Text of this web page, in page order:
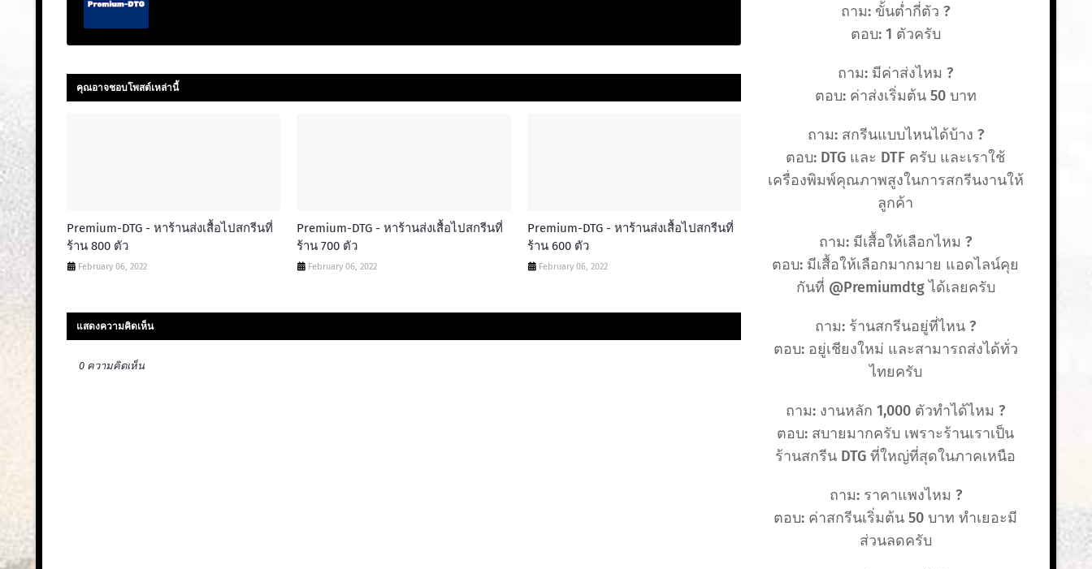
คุณอาจชอบโพสต์เหล่านี้
Premium-DTG - หาร้านส่งเสื้อไปสกรีนที่
ร้าน 800 ตัว
February 06, 2022
Premium-DTG - หาร้านส่งเสื้อไปสกรีนที่
ร้าน 700 ตัว
February 06, 2022
Premium-DTG - หาร้านส่งเสื้อไปสกรีนที่
ร้าน 600 ตัว
February 06, 2022
แสดงความคิดเห็น
0 ความคิดเห็น
ถาม: ขั้นต่ำกี่ตัว ?
ตอบ: 1 ตัวครับ
ถาม: มีค่าส่งไหม ?
ตอบ: ค่าส่งเริ่มต้น 50 บาท
ถาม: สกรีนแบบไหนได้บ้าง ?
ตอบ: DTG และ DTF ครับ และเราใช้
เครื่องพิมพ์คุณภาพสูงในการสกรีนงานให้
ลูกค้า
ถาม: มีเสื้อให้เลือกไหม ?
ตอบ: มีเสื้อให้เลือกมากมาย แอดไลน์คุย
กันที่ @Premiumdtg ได้เลยครับ
ถาม: ร้านสกรีนอยู่ที่ไหน ?
ตอบ: อยู่เชียงใหม่ และสามารถส่งได้ทั่ว
ไทยครับ
ถาม: งานหลัก 1,000 ตัวทำได้ไหม ?
ตอบ: สบายมากครับ เพราะร้านเราเป็น
ร้านสกรีน DTG ที่ใหญ่ที่สุดในภาคเหนือ
ถาม: ราคาแพงไหม ?
ตอบ: ค่าสกรีนเริ่มต้น 50 บาท ทำเยอะมี
ส่วนลดครับ